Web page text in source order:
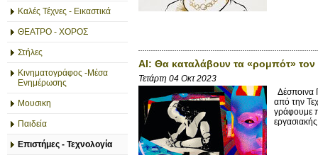
Καλές Τέχνες - Εικαστικά
ΘΕΑΤΡΟ - ΧΟΡΟΣ
Στήλες
Κινηματογράφος -Μέσα
Ενημέρωσης
Μουσικη
Παιδεία
Επιστήμες - Τεχνολογία
AI: Θα καταλάβουν τα «ρομπότ»
Τετάρτη 04 Οκτ 2023
Δέσποινα
από την
γράφουμε